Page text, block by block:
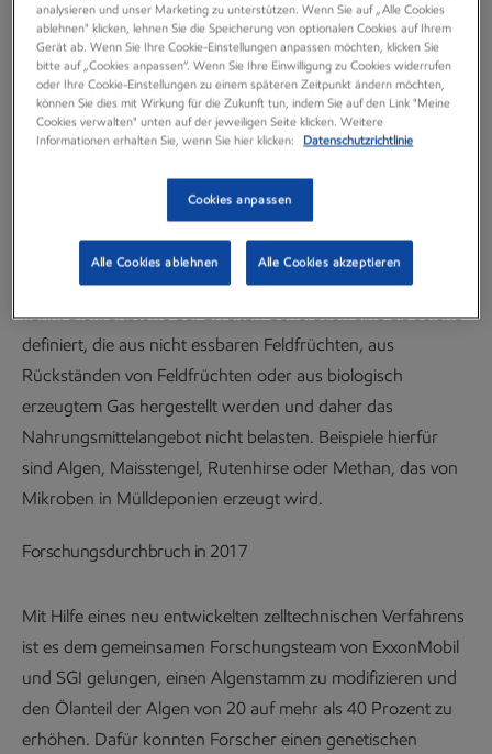
Lebenszyklus niedriger als bei fossilen Brennstoffen ist,
indirekte Konsequenzen der Erschließung von
Biokraftstoffen der ersten Generation einschließlich einer
veränderten Nutzung von Forst- und Agrarflächen jedoch
zu einem insgesamt höheren Ausstoß an Treibhausgasen
Aus diesem Grund treibt ExxonMobil die Erforschung von
Biokraftstoffen der zweiten Generation voran und will
herausfinden, wie man sie zukünftig bestmöglich nutzen
kann. Biokraftstoffe der zweiten Generation sind als solche
definiert, die aus nicht essbaren Feldfrüchten, aus
Rückständen von Feldfrüchten oder aus biologisch
erzeugtem Gas hergestellt werden und daher das
Nahrungsmittelangebot nicht belasten. Beispiele hierfür
sind Algen, Maisstengel, Rutenhirse oder Methan, das von
Mikroben in Mülldeponien erzeugt wird.
Forschungsdurchbruch in 2017
Mit Hilfe eines neu entwickelten zelltechnischen Verfahrens
ist es dem gemeinsamen Forschungsteam von ExxonMobil
und SGI gelungen, einen Algenstamm zu modifizieren und
den Ölanteil der Algen von 20 auf mehr als 40 Prozent zu
erhöhen. Dafür konnten Forscher einen genetischen
analysieren und unser Marketing zu unterstützen. Wenn Sie auf „Alle Cookies
ablehnen" klicken, lehnen Sie die Speicherung von optionalen Cookies auf Ihrem
Gerät ab. Wenn Sie Ihre Cookie-Einstellungen anpassen möchten, klicken Sie
bitte auf „Cookies anpassen“. Wenn Sie Ihre Einwilligung zu Cookies widerrufen
oder Ihre Cookie-Einstellungen zu einem späteren Zeitpunkt ändern möchten,
können Sie dies mit Wirkung für die Zukunft tun, indem Sie auf den Link "Meine
Cookies verwalten" unten auf der jeweiligen Seite klicken. Weitere
Informationen erhalten Sie, wenn Sie hier klicken:
Datenschutzrichtlinie
Cookies anpassen
Alle Cookies ablehnen Alle Cookies akzeptieren